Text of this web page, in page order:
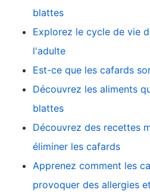
blattes
Explorez le cycle de vie
l'adulte
Est-ce que les cafards
Découvrez les aliments
blattes
Découvrez des recettes
éliminer les cafards
Apprenez comment les
provoquer des allergies